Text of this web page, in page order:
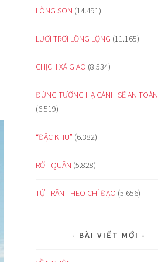
LÒNG SON (14.491)
LƯỚI TRỜI LỒNG LỘNG (11.165)
CHỊCH XÃ GIAO (8.534)
ĐỪNG TƯỞNG HẠ CÁNH SẼ AN TOÀN
(6.519)
“ĐẶC KHU” (6.382)
RỚT QUẦN (5.828)
TỪ TRẦN THEO CHỈ ĐẠO (5.656)
BÀI VIẾT MỚI